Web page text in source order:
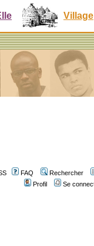
Village
FAQ
Rechercher
Profil
Se